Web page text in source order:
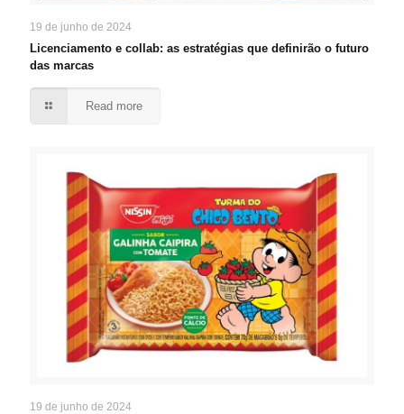
19 de junho de 2024
Licenciamento e collab: as estratégias que definirão o futuro
das marcas
Read more
19 de junho de 2024